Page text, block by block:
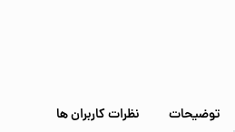
توضیحات نظرات کاربران ها